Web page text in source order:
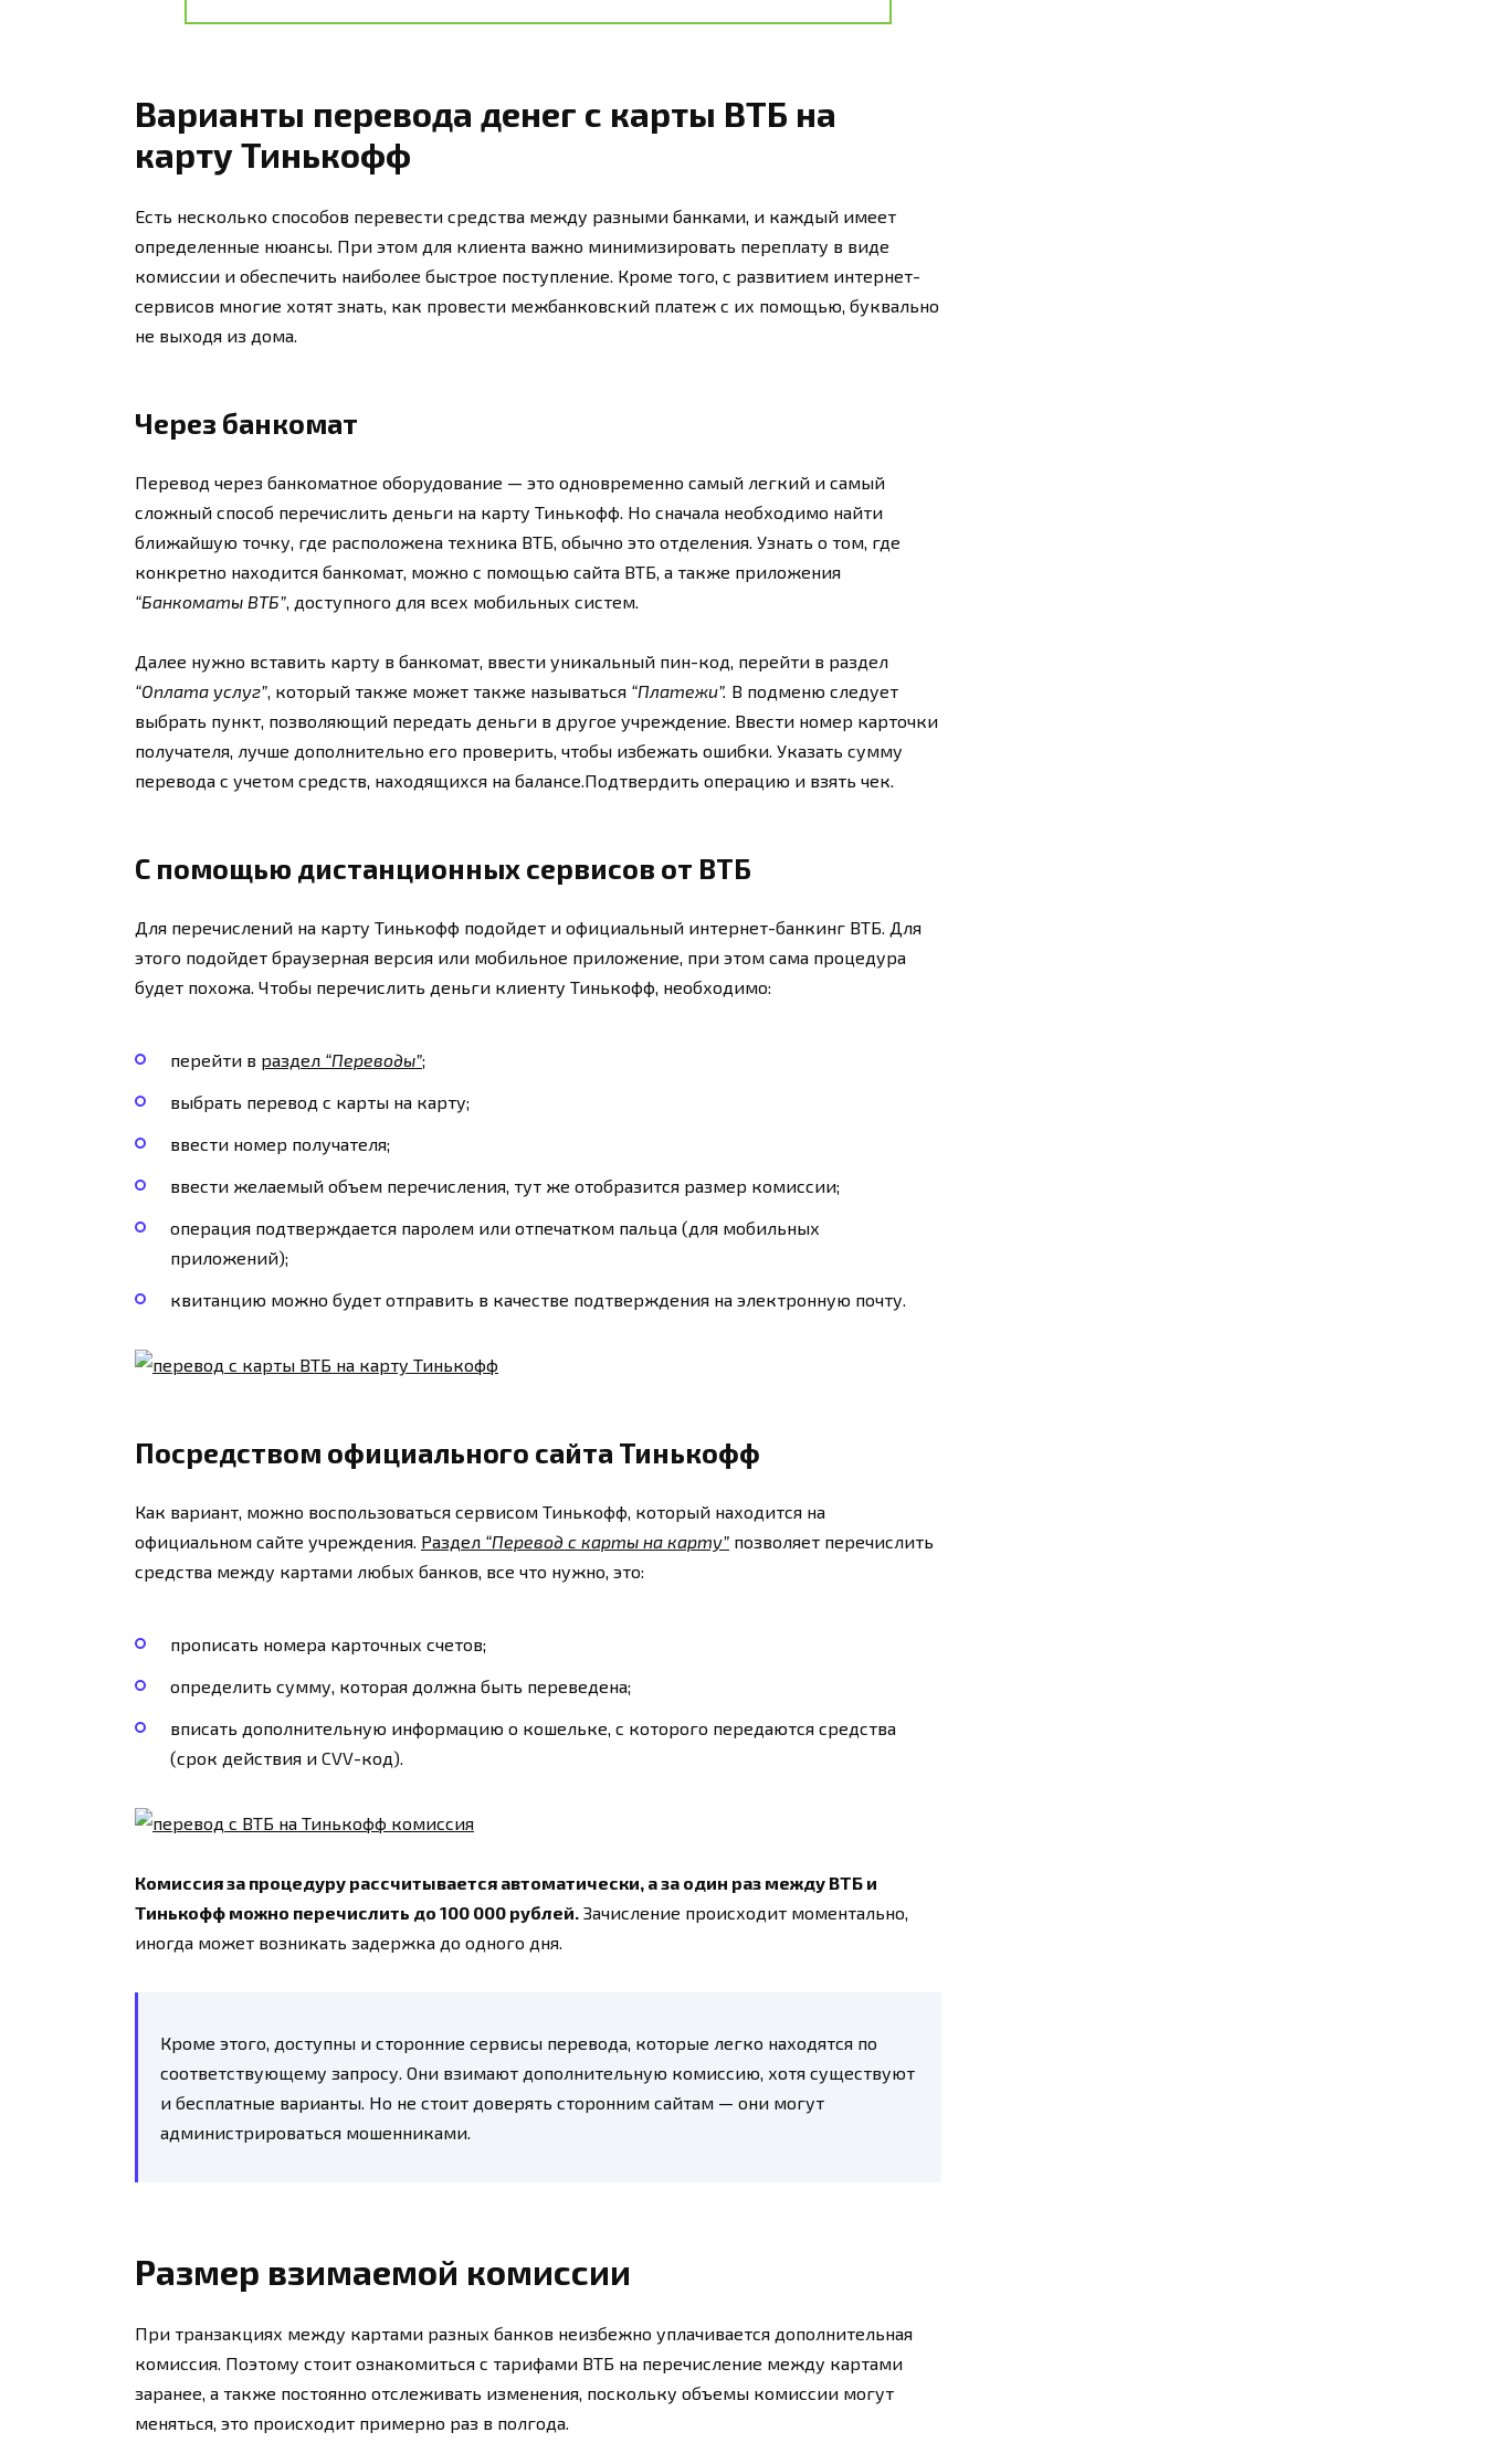
Варианты перевода денег с карты ВТБ на
карту Тинькофф
Есть несколько способов перевести средства между разными банками, и каждый имеет
определенные нюансы. При этом для клиента важно минимизировать переплату в виде
комиссии и обеспечить наиболее быстрое поступление. Кроме того, с развитием интернет-
сервисов многие хотят знать, как провести межбанковский платеж с их помощью, буквально
не выходя из дома.
Через банкомат
Перевод через банкоматное оборудование — это одновременно самый легкий и самый
сложный способ перечислить деньги на карту Тинькофф. Но сначала необходимо найти
ближайшую точку, где расположена техника ВТБ, обычно это отделения. Узнать о том, где
конкретно находится банкомат, можно с помощью сайта ВТБ, а также приложения
“Банкоматы ВТБ”, доступного для всех мобильных систем.
Далее нужно вставить карту в банкомат, ввести уникальный пин-код, перейти в раздел
“Оплата услуг”, который также может также называться “Платежи”. В подменю следует
выбрать пункт, позволяющий передать деньги в другое учреждение. Ввести номер карточки
получателя, лучше дополнительно его проверить, чтобы избежать ошибки. Указать сумму
перевода с учетом средств, находящихся на балансе.Подтвердить операцию и взять чек.
С помощью дистанционных сервисов от ВТБ
Для перечислений на карту Тинькофф подойдет и официальный интернет-банкинг ВТБ. Для
этого подойдет браузерная версия или мобильное приложение, при этом сама процедура
будет похожа. Чтобы перечислить деньги клиенту Тинькофф, необходимо:
перейти в раздел “Переводы”;
выбрать перевод с карты на карту;
ввести номер получателя;
ввести желаемый объем перечисления, тут же отобразится размер комиссии;
операция подтверждается паролем или отпечатком пальца (для мобильных
приложений);
квитанцию можно будет отправить в качестве подтверждения на электронную почту.
Посредством официального сайта Тинькофф
Как вариант, можно воспользоваться сервисом Тинькофф, который находится на
официальном сайте учреждения. Раздел “Перевод с карты на карту” позволяет перечислить
средства между картами любых банков, все что нужно, это:
прописать номера карточных счетов;
определить сумму, которая должна быть переведена;
вписать дополнительную информацию о кошельке, с которого передаются средства
(срок действия и CVV-код).
Комиссия за процедуру рассчитывается автоматически, а за один раз между ВТБ и
Тинькофф можно перечислить до 100 000 рублей. Зачисление происходит моментально,
иногда может возникать задержка до одного дня.
Кроме этого, доступны и сторонние сервисы перевода, которые легко находятся по
соответствующему запросу. Они взимают дополнительную комиссию, хотя существуют
и бесплатные варианты. Но не стоит доверять сторонним сайтам — они могут
администрироваться мошенниками.
Размер взимаемой комиссии
При транзакциях между картами разных банков неизбежно уплачивается дополнительная
комиссия. Поэтому стоит ознакомиться с тарифами ВТБ на перечисление между картами
заранее, а также постоянно отслеживать изменения, поскольку объемы комиссии могут
меняться, это происходит примерно раз в полгода.